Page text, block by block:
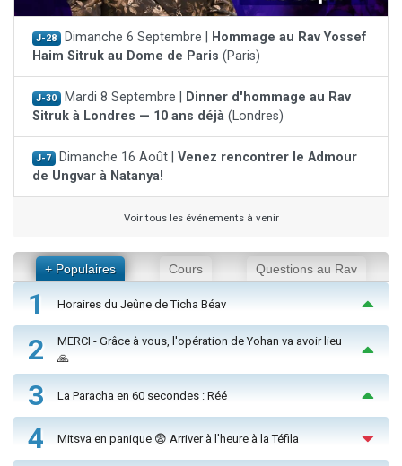
J-28 Dimanche 6 Septembre |
Hommage au Rav Yossef
Haim Sitruk au Dome de Paris (Paris)
J-30 Mardi 8 Septembre |
Dinner d'hommage au Rav
Sitruk à Londres — 10 ans déjà (Londres)
J-7 Dimanche 16 Août | Venez rencontrer le Admour
de Ungvar à Natanya!
Voir tous les événements à venir
+ Populaires Cours Questions au Rav
1 Horaires du Jeûne de Ticha Béav
2
MERCI - Grâce à vous, l'opération de Yohan va avoir lieu
🙏
3 La Paracha en 60 secondes : Réé
4 Mitsva en panique 😨 Arriver à l'heure à la Téfila